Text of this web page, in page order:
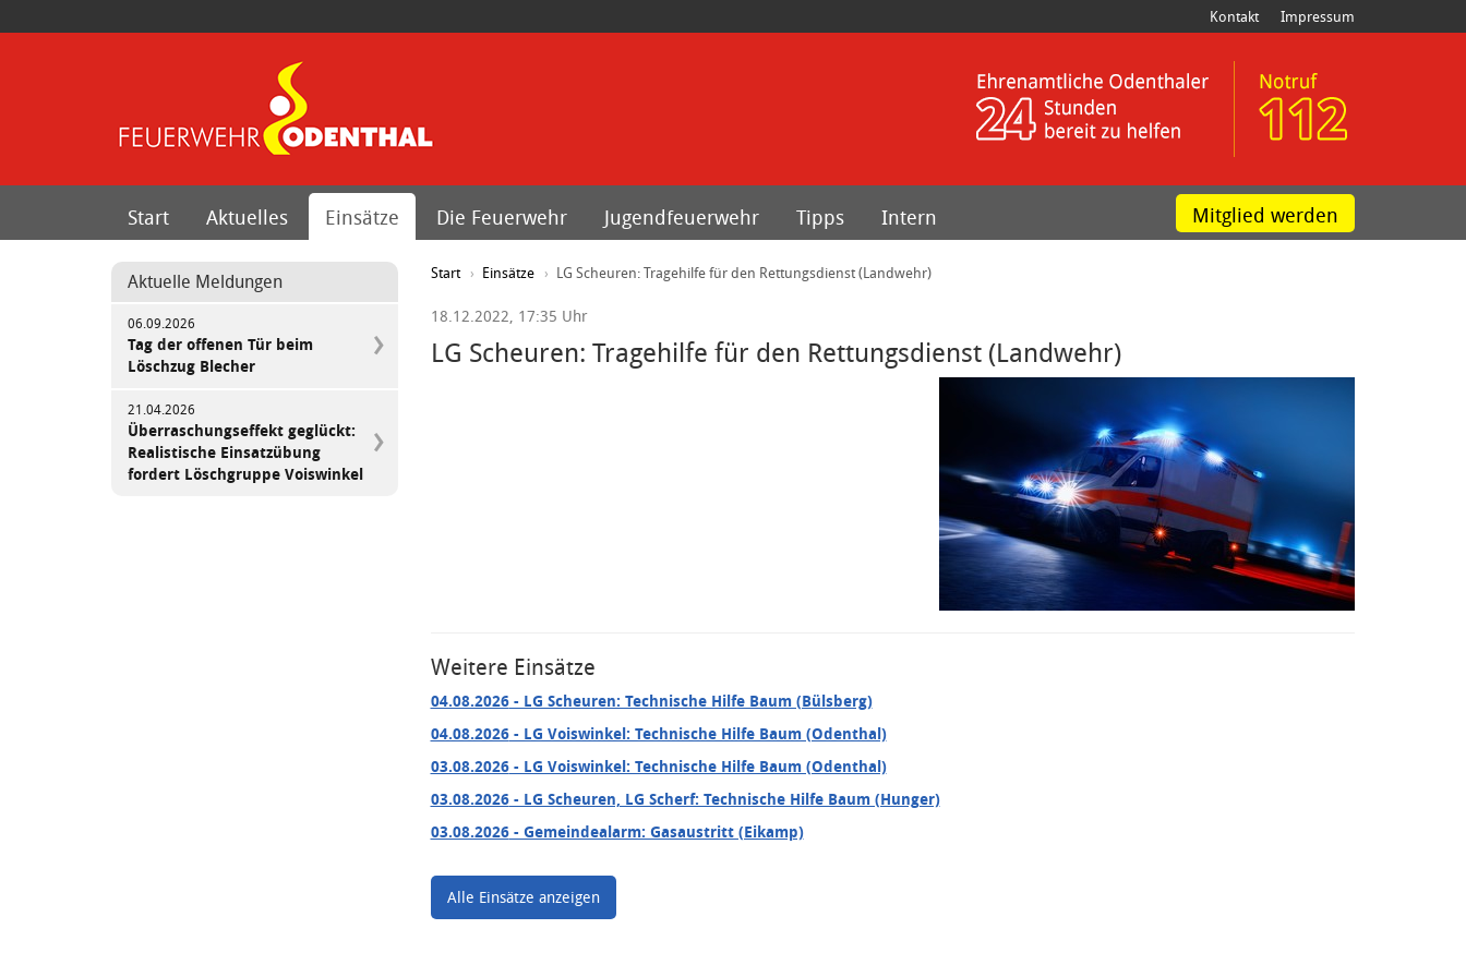
Kontakt Impressum
Start Aktuelles Einsätze Die Feuerwehr Jugendfeuerwehr Tipps Intern Mitglied werden
Start Einsätze LG Scheuren: Tragehilfe für den Rettungsdienst (Landwehr)
18.12.2022, 17:35 Uhr
LG Scheuren: Tragehilfe für den Rettungsdienst (Landwehr)
Weitere Einsätze
04.08.2026- LG Scheuren: Technische Hilfe Baum (Bülsberg)
04.08.2026- LG Voiswinkel: Technische Hilfe Baum (Odenthal)
03.08.2026- LG Voiswinkel: Technische Hilfe Baum (Odenthal)
03.08.2026- LG Scheuren, LG Scherf: Technische Hilfe Baum (Hunger)
03.08.2026- Gemeindealarm: Gasaustritt (Eikamp)
Alle Einsätze anzeigen
Aktuelle Meldungen
06.09.2026
Tag der offenen Tür beim
Löschzug Blecher
21.04.2026
Überraschungseffekt geglückt:
Realistische Einsatzübung
fordert Löschgruppe Voiswinkel